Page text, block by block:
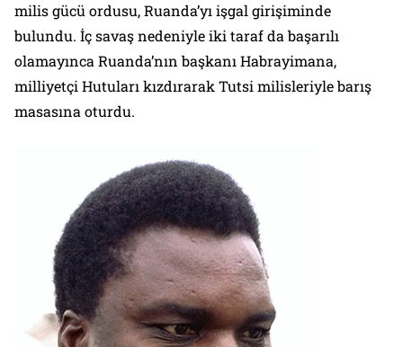
milis gücü ordusu, Ruanda’yı işgal girişiminde
bulundu. İç savaş nedeniyle iki taraf da başarılı
olamayınca Ruanda’nın başkanı Habrayimana,
milliyetçi Hutuları kızdırarak Tutsi milisleriyle barış
masasına oturdu.